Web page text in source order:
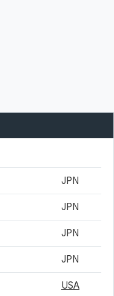
JPN
JPN
JPN
JPN
USA